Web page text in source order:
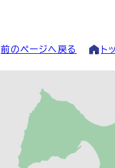
前のページへ戻る ト